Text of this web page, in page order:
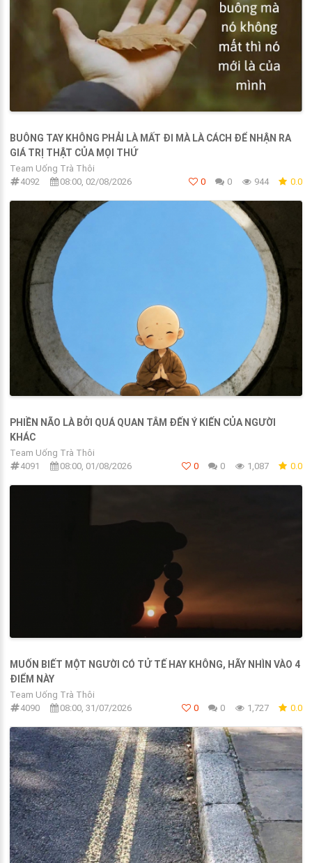
BUÔNG TAY KHÔNG PHẢI LÀ MẤT ĐI MÀ LÀ CÁCH ĐỂ NHẬN RA
GIÁ TRỊ THẬT CỦA MỌI THỨ
Team Uống Trà Thôi
4092
08:00, 02/08/2026 0 0 944 0.0
PHIỀN NÃO LÀ BỞI QUÁ QUAN TÂM ĐẾN Ý KIẾN CỦA NGƯỜI
KHÁC
Team Uống Trà Thôi
4091
08:00, 01/08/2026 0 0 1,087 0.0
MUỐN BIẾT MỘT NGƯỜI CÓ TỬ TẾ HAY KHÔNG, HÃY NHÌN VÀO 4
ĐIỂM NÀY
Team Uống Trà Thôi
4090
08:00, 31/07/2026 0 0 1,727 0.0